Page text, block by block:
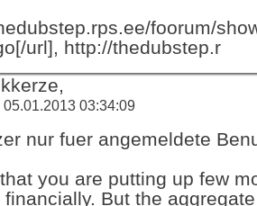
foorum/
url], http://thedubstep.r
03:34:09
nur fuer angemeldete
you are putting up few
But the